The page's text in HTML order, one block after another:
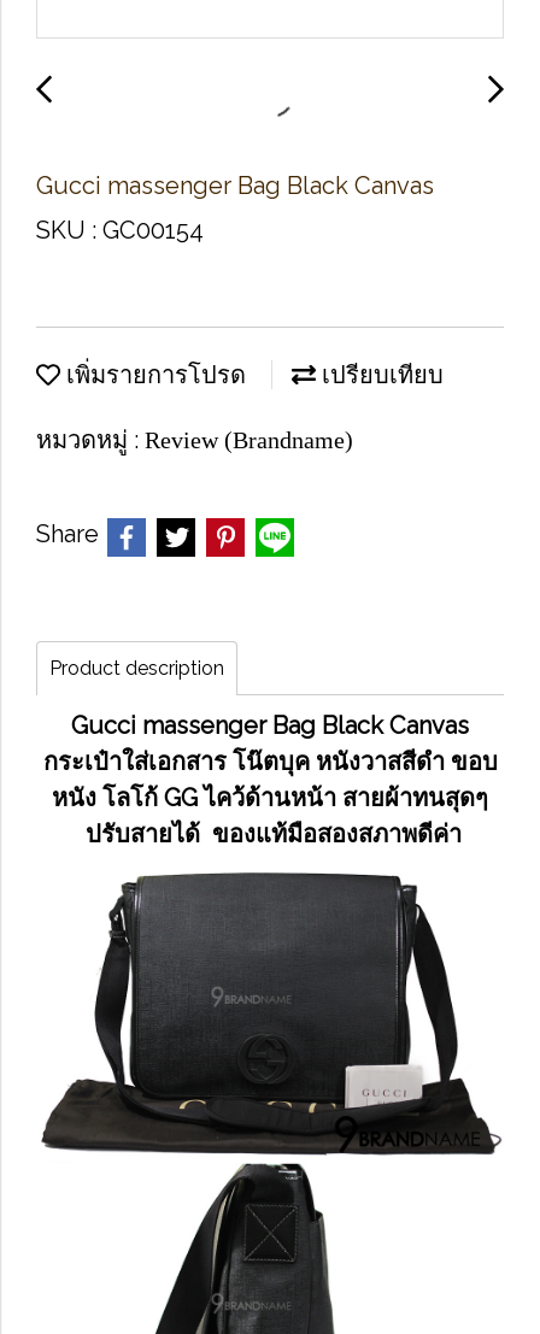
Gucci massenger Bag Black Canvas
SKU : GC00154
เพิ่มรายการโปรด เปรียบเทียบ
หมวดหมู่ : Review (Brandname)
Share
Product description
Gucci massenger Bag Black Canvas
กระเป๋าใส่เอกสาร โน๊ตบุค หนังวาสสีดำ ขอบ
หนัง โลโก้ GG ไคว้ด้านหน้า สายผ้าทนสุดๆ
ปรับสายได้ ของแท้มือสองสภาพดีค่า